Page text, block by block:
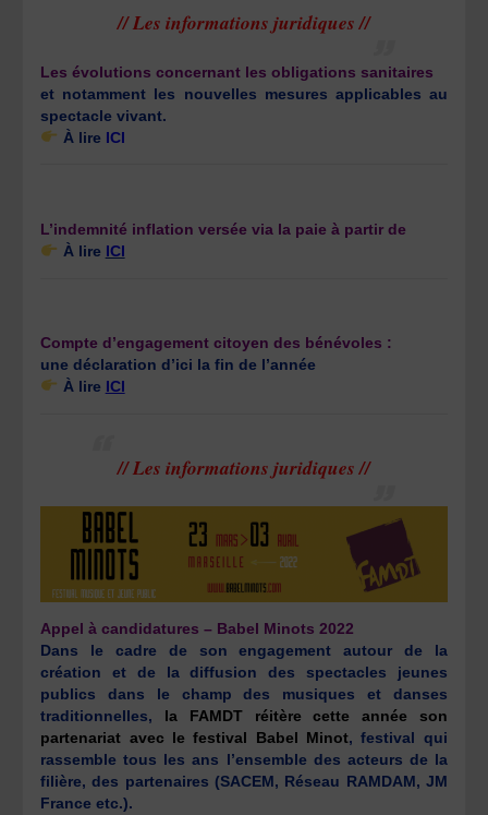
// Les informations juridiques //
Les évolutions concernant les obligations sanitaires
et notamment les nouvelles mesures applicables au
spectacle vivant.
À lire ICI
L’indemnité inflation versée via la paie à partir de
À lire ICI
Compte d’engagement citoyen des bénévoles :
une déclaration d’ici la fin de l’année
À lire ICI
// Les informations juridiques //
Appel à candidatures – Babel Minots 2022
Dans le cadre de son engagement autour de la
création et de la diffusion des spectacles jeunes
publics dans le champ des musiques et danses
traditionnelles, la FAMDT réitère cette année son
partenariat avec le festival Babel Minot, festival qui
rassemble tous les ans l’ensemble des acteurs de la
filière, des partenaires (SACEM, Réseau RAMDAM, JM
France etc.).